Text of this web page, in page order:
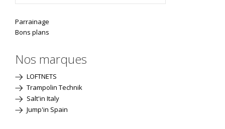
Parrainage
Bons plans
Nos marques
LOFTNETS
Trampolin Technik
Salt'in Italy
Jump'in Spain